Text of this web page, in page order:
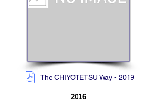
The CHIYOTETSU Way - 2019
​2016